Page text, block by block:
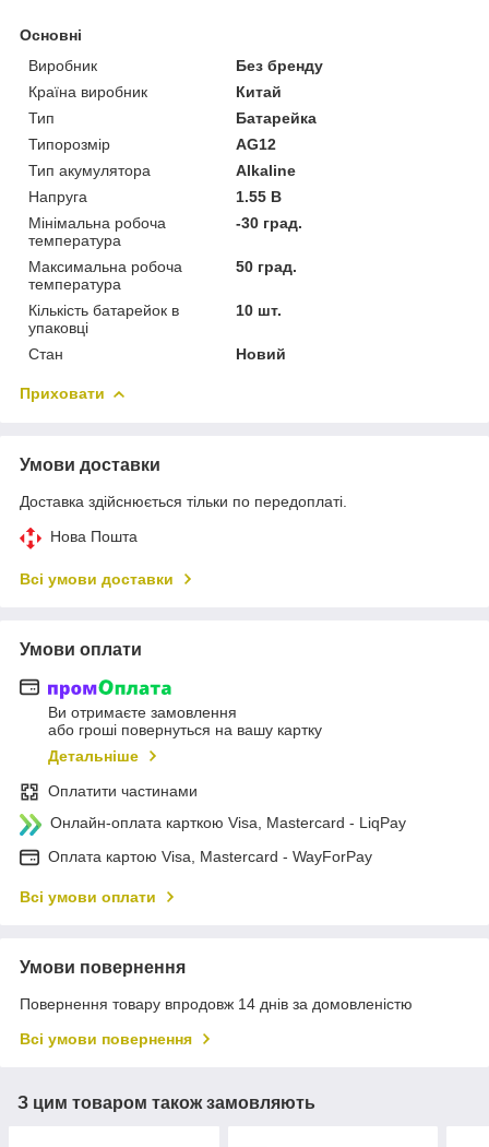
Основні
Виробник
Без бренду
Країна виробник
Китай
Тип
Батарейка
Типорозмір
AG12
Тип акумулятора
Alkaline
Напруга
1.55 В
Мінімальна робоча
температура
-30 град.
Максимальна робоча
температура
50 град.
Кількість батарейок в
упаковці
10 шт.
Стан Новий
Приховати
Умови доставки
Доставка здійснюється тільки по передоплаті.
Нова Пошта
Всі умови доставки
Умови оплати
Ви отримаєте замовлення
або гроші повернуться на вашу картку
Детальніше
Оплатити частинами
Онлайн-оплата карткою Visa, Mastercard - LiqPay
Оплата картою Visa, Mastercard - WayForPay
Всі умови оплати
Умови повернення
Повернення товару впродовж 14 днів за домовленістю
Всі умови повернення
З цим товаром також замовляють